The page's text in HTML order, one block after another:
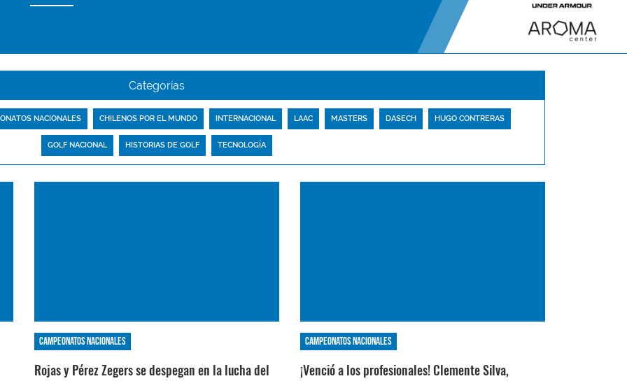
Categorías
NACIONALES CHILENOS POR EL MUNDO INTERNACIONAL LAAC MASTERS DASECH HUGO CONTRERAS
GOLF NACIONAL HISTORIAS DE GOLF TECNOLOGÍA
Campeonatos nacionales
Rojas y Pérez Zegers se despegan en la lucha del
Campeonatos nacionales
¡Venció a los profesionales! Clemente Silva,